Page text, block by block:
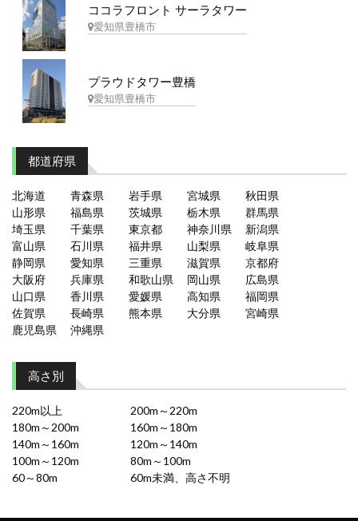
ココラフロント サーラタワー
愛知県豊橋市
プラウドタワー豊橋
愛知県豊橋市
都道府県
北海道 青森県 岩手県 宮城県
秋田県
山形県
福島県 茨城県 栃木県
群馬県
埼玉県
千葉県 東京都 神奈川県
新潟県
富山県
石川県 福井県 山梨県
岐阜県
静岡県
愛知県 三重県 滋賀県
京都府
大阪府
兵庫県 和歌山県 岡山県
広島県
山口県
香川県 愛媛県 高知県
福岡県
佐賀県
長崎県 熊本県 大分県
宮崎県
鹿児島県
沖縄県
高さ別
220m以上
200m～220m
180m～200m
160m～180m
140m～160m
120m～140m
100m～120m
80m～100m
60～80m
60m未満、高さ不明